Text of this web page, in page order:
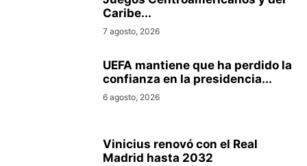
Caribe...
7 agosto, 2026
UEFA mantiene que ha perdido la
confianza en la presidencia...
6 agosto, 2026
Vinicius renovó con el Real
Madrid hasta 2032